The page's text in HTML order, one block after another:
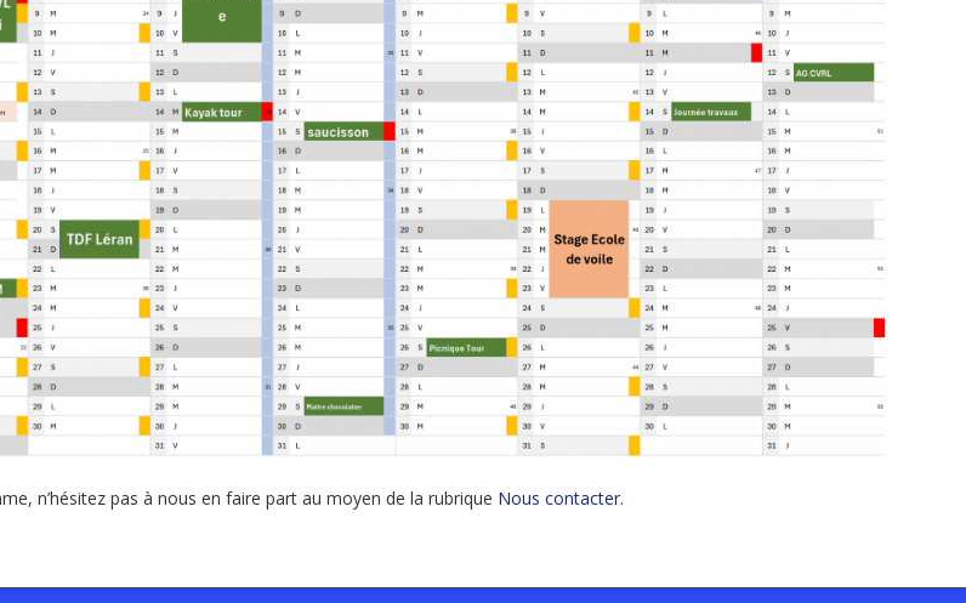
n’hésitez pas à nous en faire part au moyen de la rubrique Nous contacter.